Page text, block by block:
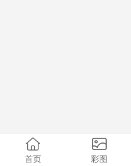
首页 彩图